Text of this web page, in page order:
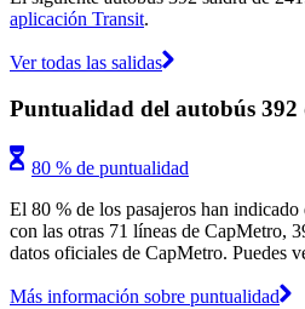
aplicación Transit.
Ver todas las salidas
Puntualidad del autobús 392
80 % de puntualidad
El 80 % de los pasajeros han
con las otras 71 líneas de CapMetro,
datos oficiales de CapMetro. Puedes
Más información sobre puntualidad